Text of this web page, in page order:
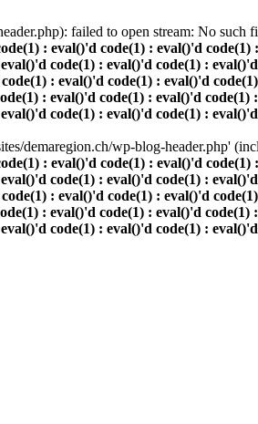
failed to open stream: No such
: eval()'d code(1) : eval()'d
code(1) : eval()'d code(1) :
: eval()'d code(1) : eval()'d
: eval()'d code(1) : eval()'d
code(1) : eval()'d code(1) :
demaregion.ch/wp-blog-header.php'
: eval()'d code(1) : eval()'d
code(1) : eval()'d code(1) :
: eval()'d code(1) : eval()'d
: eval()'d code(1) : eval()'d
code(1) : eval()'d code(1) :